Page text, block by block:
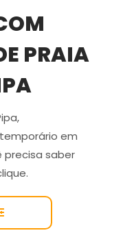
PRAIA
em
precisa saber